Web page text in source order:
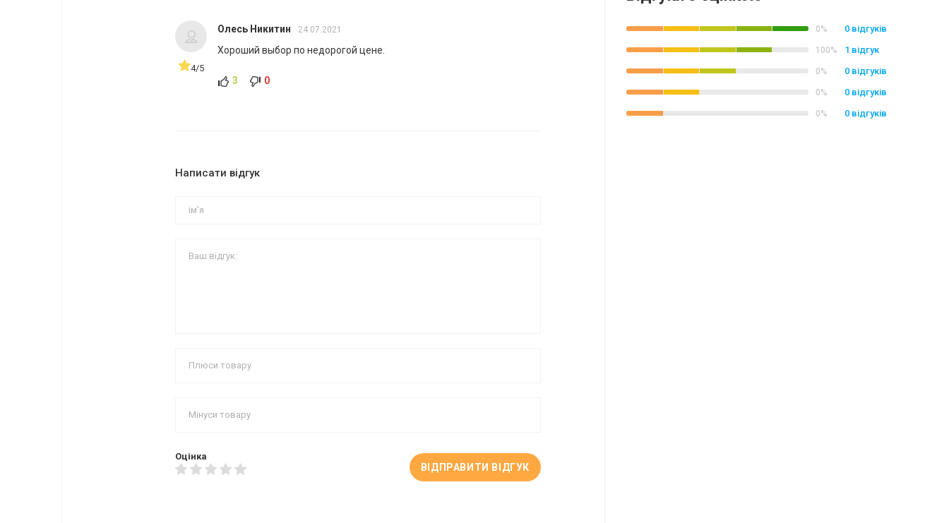
4/5
Олесь Никитин 24.07.2021
Хороший выбор по недорогой цене.
3 0
Написати відгук
Оцінка
ВІДПРАВИТИ ВІДГУК
0% 0 відгуків
100% 1 відгук
0% 0 відгуків
0% 0 відгуків
0% 0 відгуків